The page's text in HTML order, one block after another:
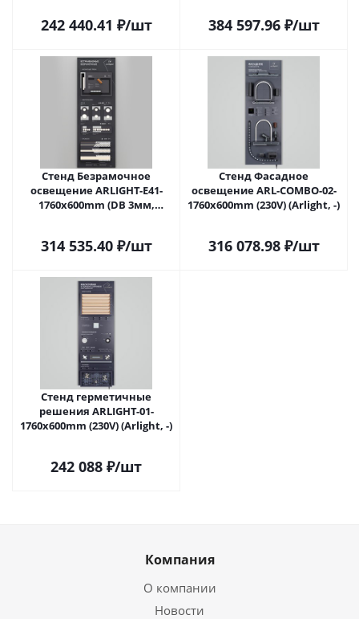
242 440.41 ₽/шт 384 597.96₽/шт
Стенд Безрамочное
освещение ARLIGHT-E41-
1760х600mm (DB 3мм,
314 535.40₽/шт
Стенд Фасадное
освещение ARL-COMBO-02-
1760x600mm (230V) (Arlight, -)
316 078.98₽/шт
Стенд герметичные
решения ARLIGHT-01-
1760x600mm (230V) (Arlight, -)
242 088 ₽/шт
Компания
О компании
Новости